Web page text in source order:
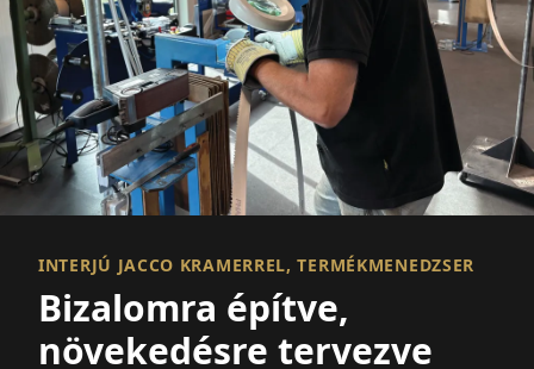
INTERJÚ JACCO KRAMERREL, TERMÉKMENEDZSER
Bizalomra építve,
növekedésre tervezve